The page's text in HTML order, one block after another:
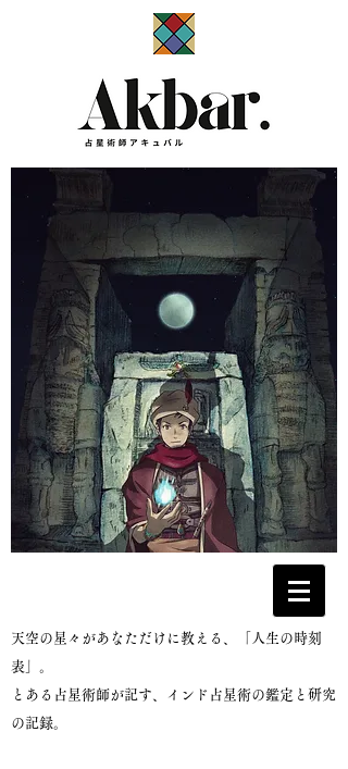
​占星術師アキュバル公式サイト
​天空の星々があなただけに教える、「人生の時刻
表」。
とある占星術師が記す、インド占星術の鑑定と研究
の記録。